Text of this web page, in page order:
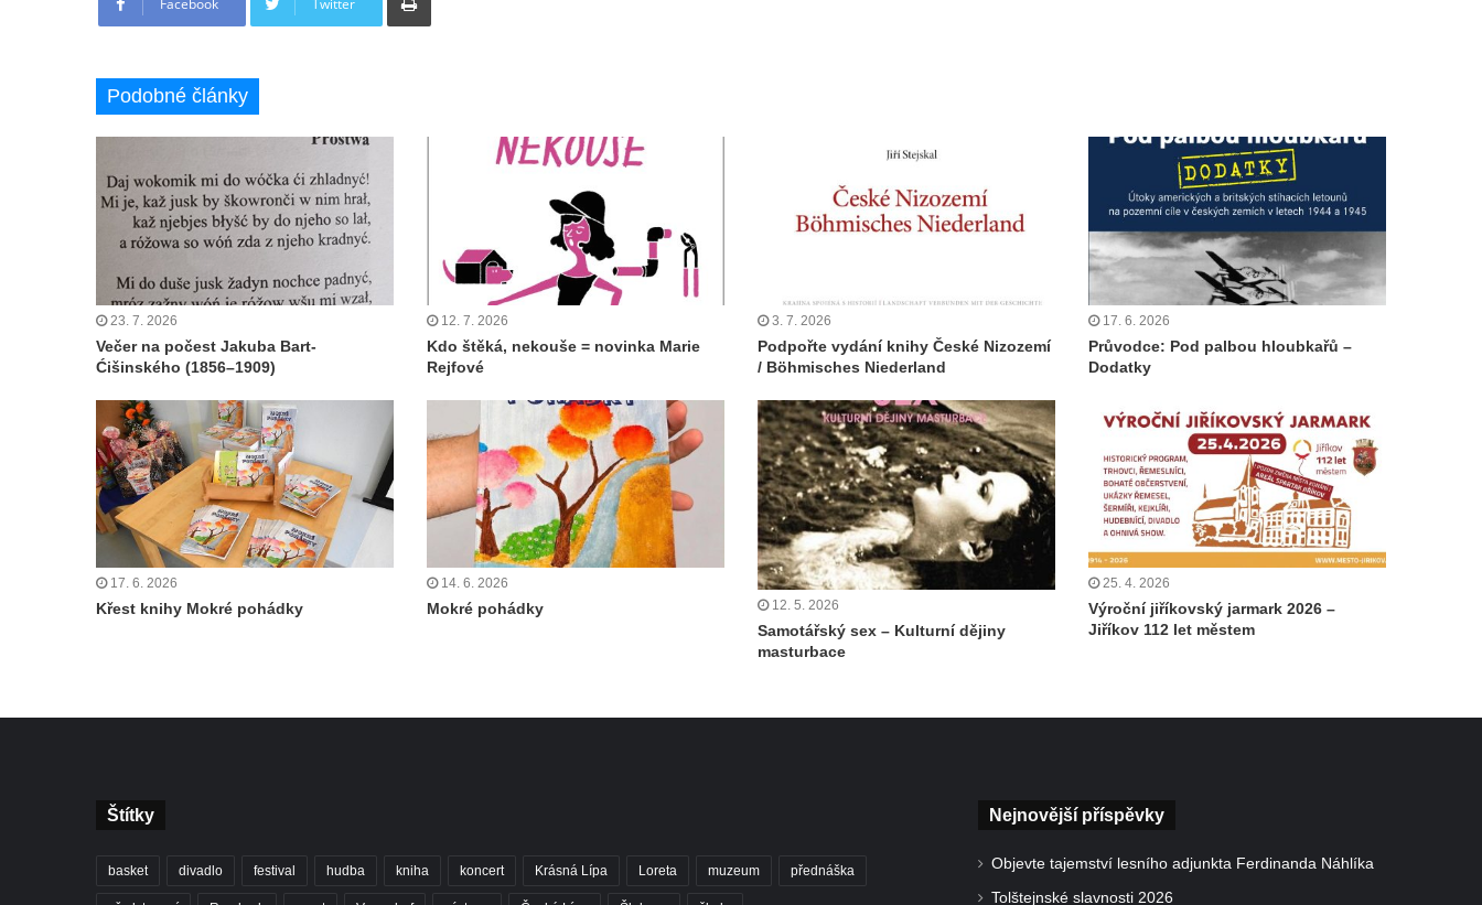
Facebook Twitter
Podobné články
23. 7. 2026
Večer na počest Jakuba Bart-
Ćišinského (1856–1909)
12. 7. 2026
Kdo štěká, nekouše = novinka Marie
Rejfové
3. 7. 2026
Podpořte vydání knihy České Nizozemí
/ Böhmisches Niederland
17. 6. 2026
Průvodce: Pod palbou hloubkařů –
Dodatky
17. 6. 2026
Křest knihy Mokré pohádky
14. 6. 2026
Mokré pohádky 12. 5. 2026
Samotářský sex – Kulturní dějiny
masturbace
25. 4. 2026
Výroční jiříkovský jarmark 2026 –
Jiříkov 112 let městem
Štítky
basket divadlo festival hudba kniha koncert Krásná Lípa Loreta muzeum přednáška
Nejnovější příspěvky
Objevte tajemství lesního adjunkta Ferdinanda Náhlíka
Tolštejnské slavnosti 2026